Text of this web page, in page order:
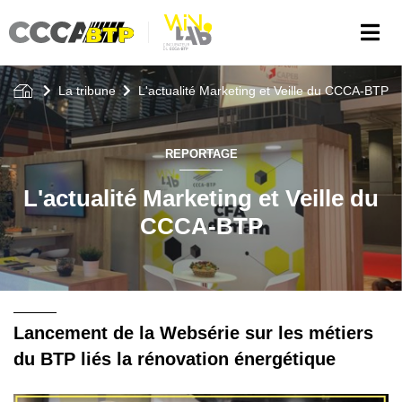
au
contenu
La tribune L'actualité Marketing et Veille du CCCA-BTP
REPORTAGE
L'actualité Marketing et Veille du
CCCA-BTP
Lancement de la Websérie sur les métiers
du BTP liés la rénovation énergétique